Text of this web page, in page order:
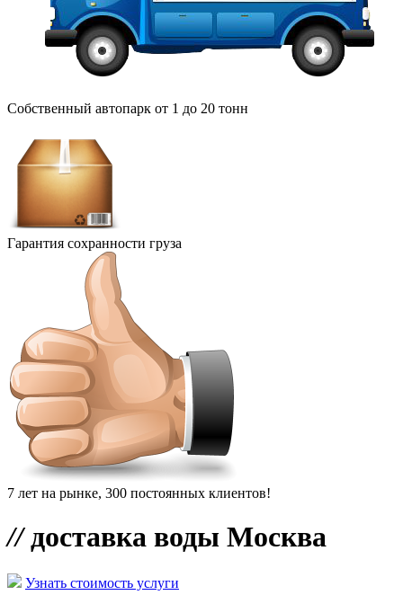
Собственный автопарк от 1 до 20 тонн
Гарантия сохранности груза
7 лет на рынке, 300 постоянных клиентов!
//доставка воды Москва
Узнать стоимость услуги